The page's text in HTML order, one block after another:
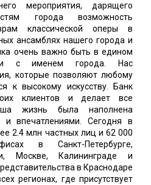
мероприятия, дарящего
города возможность
классической оперы в
ансамблях нашего города и
очень важно быть в едином
с именем города. Нас
которые позволяют любому
к высокому искусству. Банк
клиентов и делает все
жизнь была наполнена
впечатлениями. Сегодня в
2.4 млн частных лиц и 62 000
в Санкт-Петербурге,
Москве, Калининграде и
в Краснодаре
регионах, где присутствует